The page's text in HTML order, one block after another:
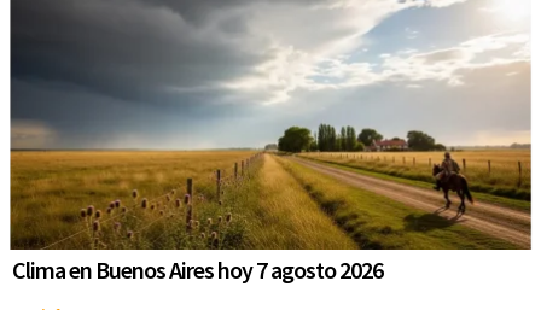
Clima en Buenos Aires hoy 7 agosto 2026